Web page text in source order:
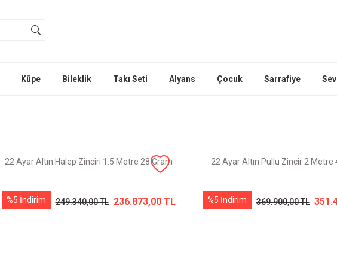
Küpe Bileklik Takı Seti Alyans Çocuk Sarrafiye
22 Ayar Altın Halep Zinciri 1.5 Metre 28 Gram
%5 İndirim 249.340,00 TL 236.873,00 TL
22 Ayar Altın Pullu Zincir 2 Metre
%5 İndirim 369.900,00 TL